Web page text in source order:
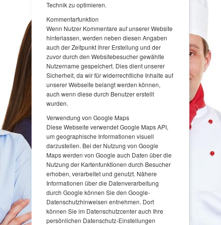
Technik zu optimieren.
Kommentarfunktion
Wenn Nutzer Kommentare auf unserer Website
hinterlassen, werden neben diesen Angaben
auch der Zeitpunkt ihrer Erstellung und der
zuvor durch den Websitebesucher gewählte
Nutzername gespeichert. Dies dient unserer
Sicherheit, da wir für widerrechtliche Inhalte auf
unserer Webseite belangt werden können,
auch wenn diese durch Benutzer erstellt
wurden.
Verwendung von Google Maps
Diese Webseite verwendet Google Maps API,
um geographische Informationen visuell
darzustellen. Bei der Nutzung von Google
Maps werden von Google auch Daten über die
Nutzung der Kartenfunktionen durch Besucher
erhoben, verarbeitet und genutzt. Nähere
Informationen über die Datenverarbeitung
durch Google können Sie den Google-
Datenschutzhinweisen entnehmen. Dort
können Sie im Datenschutzcenter auch Ihre
persönlichen Datenschutz-Einstellungen